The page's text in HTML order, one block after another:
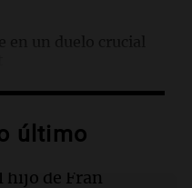
en un duelo crucial
un misterio que
último
hijo de Fran